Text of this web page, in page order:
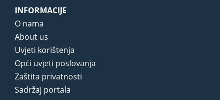
INFORMACIJE
O nama
About us
Uvjeti korištenja
Opći uvjeti poslovanja
Zaštita privatnosti
Sadržaj portala